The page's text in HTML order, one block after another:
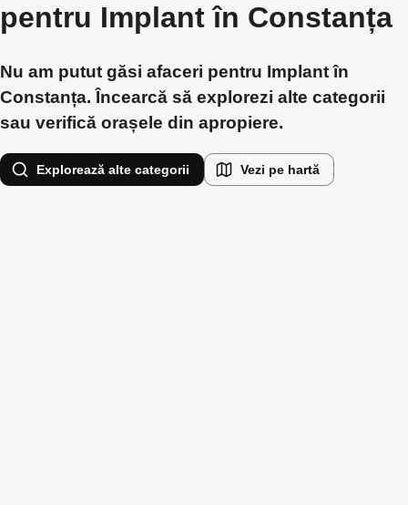
pentru Implant în Constanța
Nu am putut găsi afaceri pentru Implant în
Constanța. Încearcă să explorezi alte categorii
sau verifică orașele din apropiere.
Explorează alte categorii Vezi pe hartă